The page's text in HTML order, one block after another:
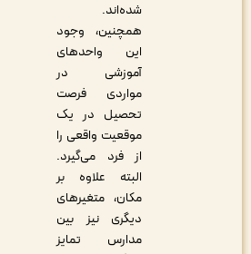
همچنین، وجود
این واحدهای
آموزشی در
مواردی فرصت
تحصیل در یک
موقعیت واقعی را
از فرد می‌گیرد.
البته علاوه بر
مکان، متغیرهای
دیگری نیز بین
مدارس تمایز